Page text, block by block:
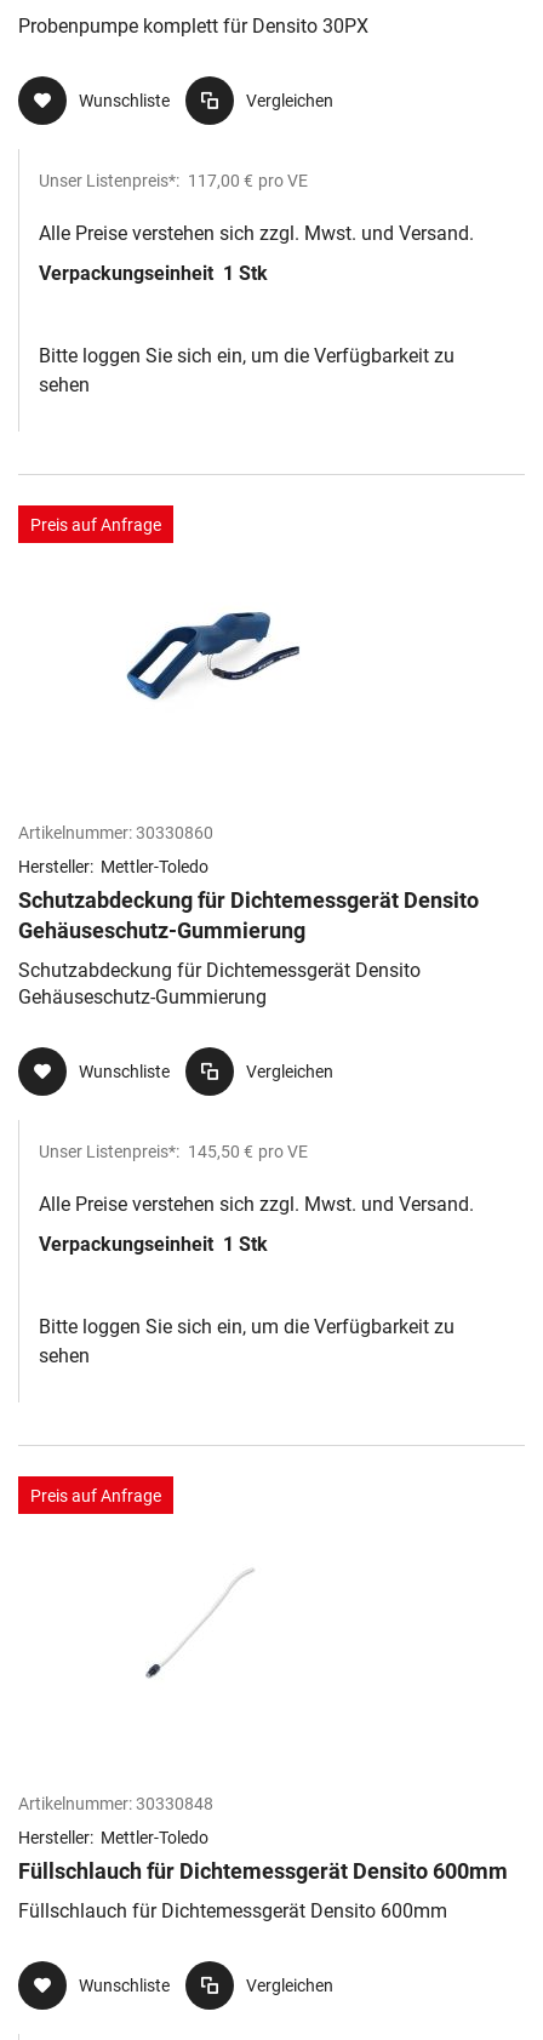
Probenpumpe komplett für Densito 30PX
Wunschliste Vergleichen
Unser Listenpreis*: 117,00 € pro VE
Alle Preise verstehen sich zzgl. Mwst. und Versand.
Verpackungseinheit 1 Stk
Bitte loggen Sie sich ein, um die Verfügbarkeit zu
sehen
Preis auf Anfrage
Artikelnummer:30330860
Hersteller: Mettler-Toledo
Schutzabdeckung für Dichtemessgerät Densito
Gehäuseschutz-Gummierung
Schutzabdeckung für Dichtemessgerät Densito
Gehäuseschutz-Gummierung
Wunschliste Vergleichen
Unser Listenpreis*: 145,50 € pro VE
Alle Preise verstehen sich zzgl. Mwst. und Versand.
Verpackungseinheit 1 Stk
Bitte loggen Sie sich ein, um die Verfügbarkeit zu
sehen
Preis auf Anfrage
Artikelnummer:30330848
Hersteller: Mettler-Toledo
Füllschlauch für Dichtemessgerät Densito 600mm
Füllschlauch für Dichtemessgerät Densito 600mm
Wunschliste Vergleichen